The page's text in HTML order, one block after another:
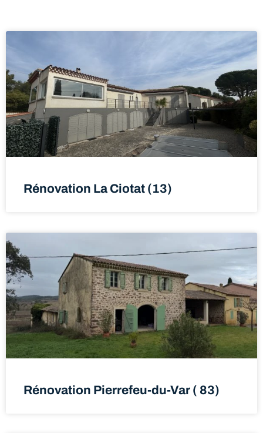
Rénovation La Ciotat (13)
Rénovation Pierrefeu-du-Var ( 83)